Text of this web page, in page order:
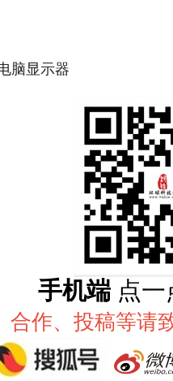
脑显示器
手机端 点
合作、投稿等请